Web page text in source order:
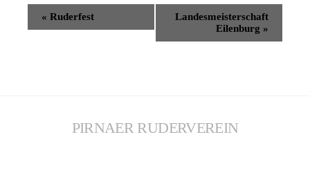
« Ruderfest
Landesmeisterschaft
Eilenburg »
PIRNAER RUDERVEREIN